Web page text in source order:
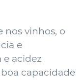
vinhos, o
e
acidez
capacidade